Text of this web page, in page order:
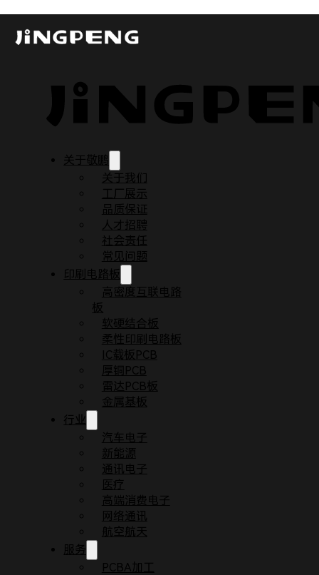
关于敬鹏
关于我们
工厂展示
品质保证
人才招聘
社会责任
常见问题
印刷电路板
高密度互联电路
板
软硬结合板
柔性印刷电路板
IC载板PCB
厚铜PCB
雷达PCB板
金属基板
行业
汽车电子
新能源
通讯电子
医疗
高端消费电子
网络通讯
航空航天
服务
PCBA加工
阅读时间：4 分钟
博客
高速PCB设计中的串扰问题可能会威胁电路板的
如何有效地预防和解决它。